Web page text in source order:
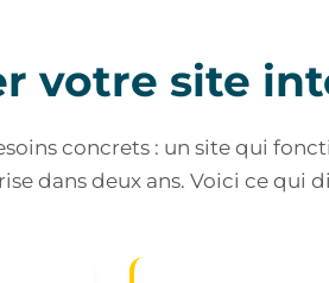
votre site
concrets : un site qui
dans deux ans. Voici ce qui